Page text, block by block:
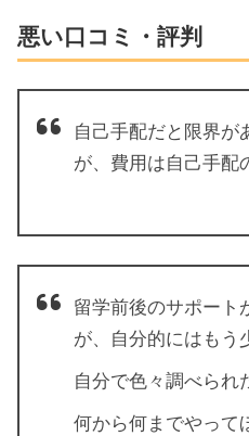
悪い口コミ・評判
自己手配だと限界が
が、費用は自己手配
留学前後のサポート
が、自分的にはもう
自分で色々調べられ
何から何までやって